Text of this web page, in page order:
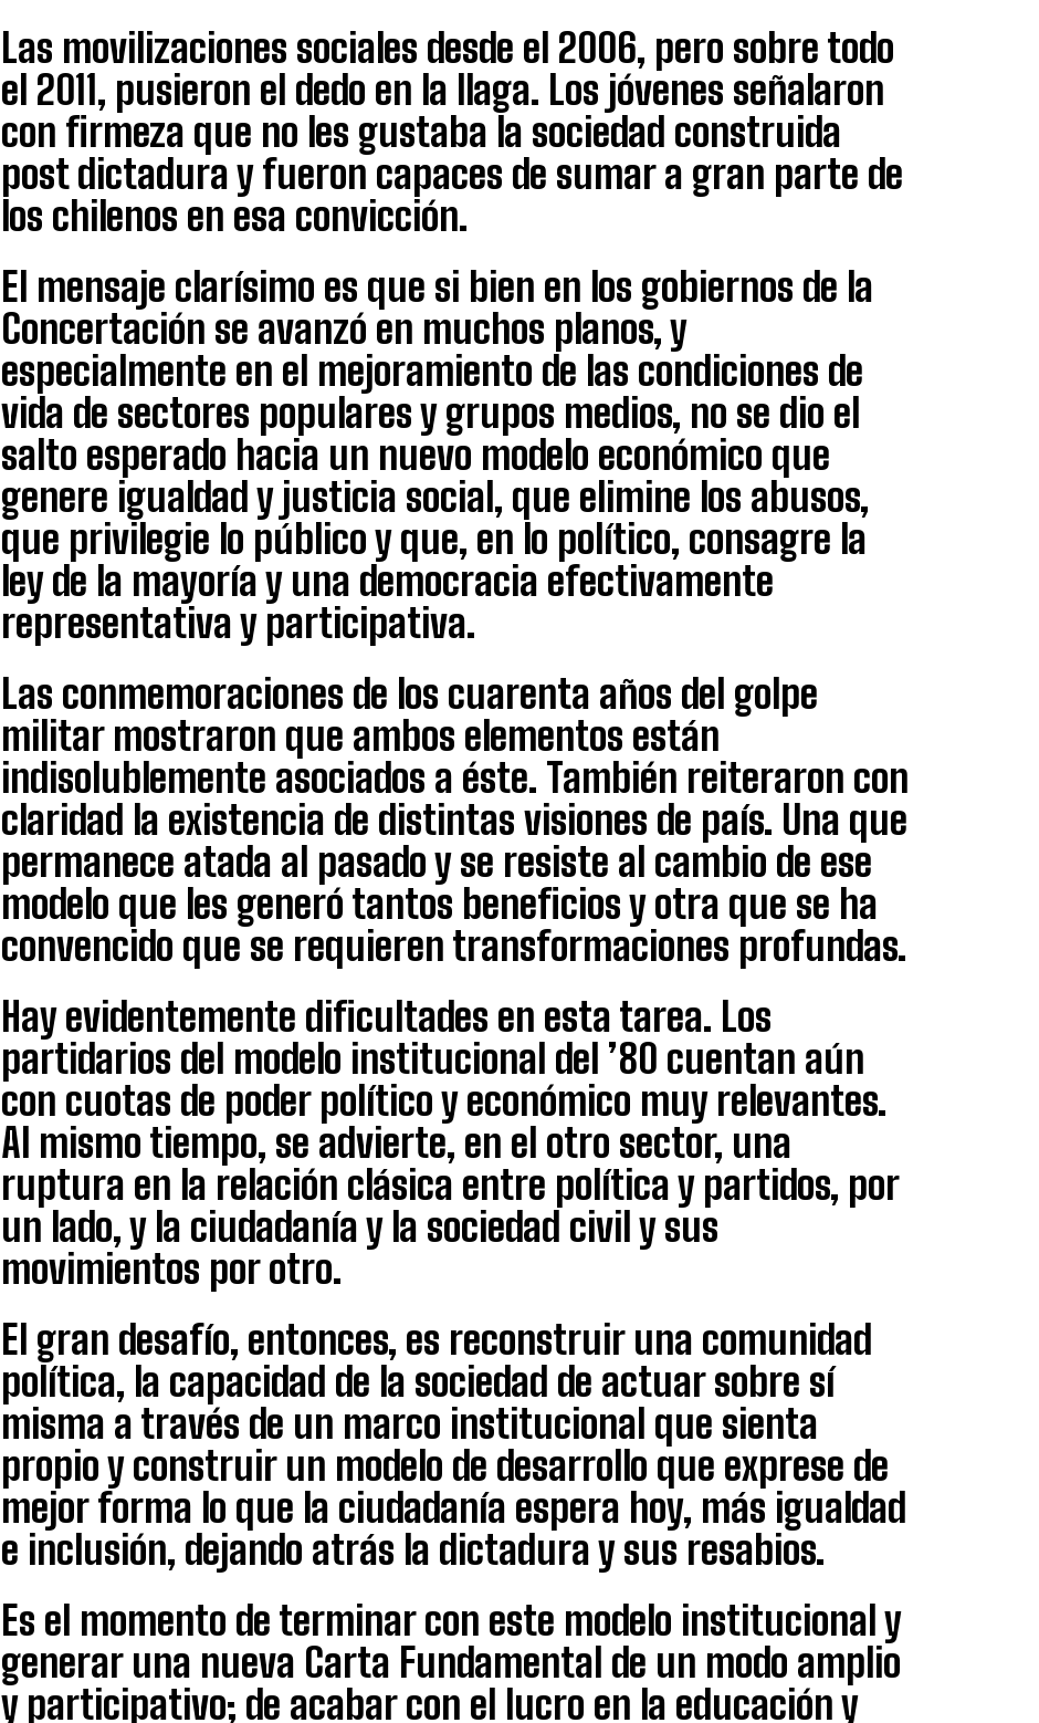
Las movilizaciones sociales desde el 2006, pero sobre todo
el 2011, pusieron el dedo en la llaga. Los jóvenes señalaron
con firmeza que no les gustaba la sociedad construida
post dictadura y fueron capaces de sumar a gran parte de
los chilenos en esa convicción.
El mensaje clarísimo es que si bien en los gobiernos de la
Concertación se avanzó en muchos planos, y
especialmente en el mejoramiento de las condiciones de
vida de sectores populares y grupos medios, no se dio el
salto esperado hacia un nuevo modelo económico que
genere igualdad y justicia social, que elimine los abusos,
que privilegie lo público y que, en lo político, consagre la
ley de la mayoría y una democracia efectivamente
representativa y participativa.
Las conmemoraciones de los cuarenta años del golpe
militar mostraron que ambos elementos están
indisolublemente asociados a éste. También reiteraron con
claridad la existencia de distintas visiones de país. Una que
permanece atada al pasado y se resiste al cambio de ese
modelo que les generó tantos beneficios y otra que se ha
convencido que se requieren transformaciones profundas.
Hay evidentemente dificultades en esta tarea. Los
partidarios del modelo institucional del ’80 cuentan aún
con cuotas de poder político y económico muy relevantes.
Al mismo tiempo, se advierte, en el otro sector, una
ruptura en la relación clásica entre política y partidos, por
un lado, y la ciudadanía y la sociedad civil y sus
movimientos por otro.
El gran desafío, entonces, es reconstruir una comunidad
política, la capacidad de la sociedad de actuar sobre sí
misma a través de un marco institucional que sienta
propio y construir un modelo de desarrollo que exprese de
mejor forma lo que la ciudadanía espera hoy, más igualdad
e inclusión, dejando atrás la dictadura y sus resabios.
Es el momento de terminar con este modelo institucional y
generar una nueva Carta Fundamental de un modo amplio
y participativo; de acabar con el lucro en la educación y